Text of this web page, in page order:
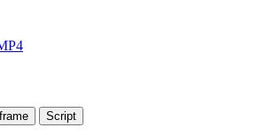
Iframe Script